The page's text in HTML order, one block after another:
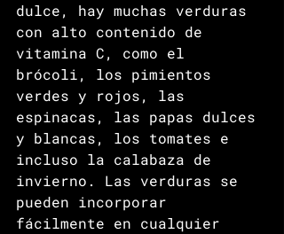
dulce, hay muchas verduras
con alto contenido de
vitamina C, como el
brócoli, los pimientos
verdes y rojos, las
espinacas, las papas dulces
y blancas, los tomates e
incluso la calabaza de
invierno. Las verduras se
pueden incorporar
fácilmente en cualquier